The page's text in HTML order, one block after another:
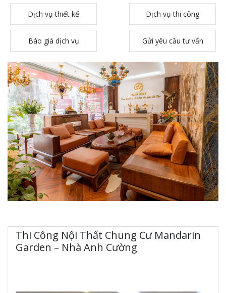
Dịch vụ thiết kế Dịch vụ thi công
Báo giá dịch vụ Gửi yêu cầu tư vấn
Thi Công Nội Thất Chung Cư Mandarin
Garden – Nhà Anh Cường